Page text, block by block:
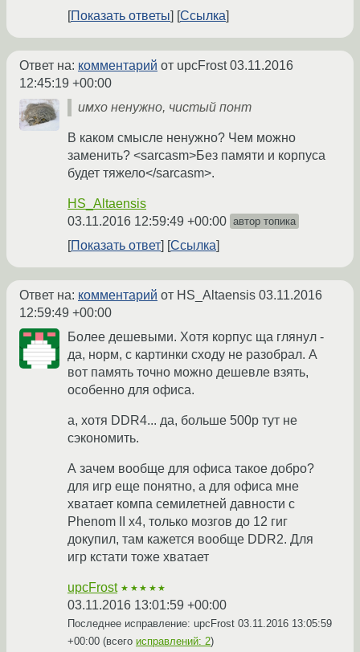
Показать ответы Ссылка
Ответ на: комментарий от upcFrost03.11.2016
12:45:19 +00:00
имхо ненужно, чистый понт
В каком смысле ненужно? Чем можно
заменить? <sarcasm>Без памяти и корпуса
будет тяжело</sarcasm>.
HS_Altaensis
03.11.2016 12:59:49 +00:00 автор топика
Показать ответ Ссылка
Ответ на: комментарий от HS_Altaensis 03.11.2016
12:59:49 +00:00
Более дешевыми. Хотя корпус ща глянул -
да, норм, с картинки сходу не разобрал. А
вот память точно можно дешевле взять,
особенно для офиса.
а, хотя DDR4... да, больше 500р тут не
сэкономить.
А зачем вообще для офиса такое добро?
для игр еще понятно, а для офиса мне
хватает компа семилетней давности с
Phenom II x4, только мозгов до 12 гиг
докупил, там кажется вообще DDR2. Для
игр кстати тоже хватает
upcFrost ★★★★★
03.11.2016 13:01:59 +00:00
Последнее исправление: upcFrost 03.11.2016 13:05:59
+00:00 (всего исправлений: 2)